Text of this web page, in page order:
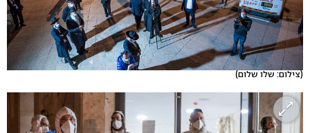
(צילום: שלו שלום)